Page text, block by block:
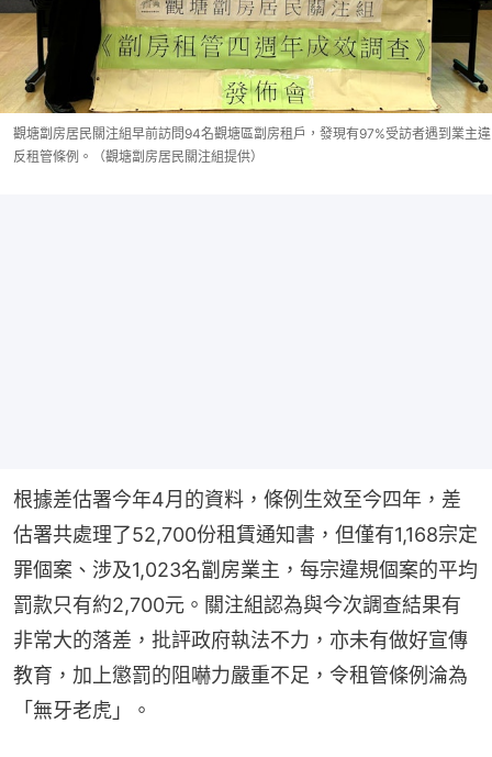
觀塘劏房居民關注組早前訪問94名觀塘區劏房租戶，發現有97%受訪者遇到業主違
反租管條例。（觀塘劏房居民關注組提供）
根據差估署今年4月的資料，條例生效至今四年，差
估署共處理了52,700份租賃通知書，但僅有1,168宗定
罪個案、涉及1,023名劏房業主，每宗違規個案的平均
罰款只有約2,700元。關注組認為與今次調查結果有
非常大的落差，批評政府執法不力，亦未有做好宣傳
教育，加上懲罰的阻嚇力嚴重不足，令租管條例淪為
「無牙老虎」。